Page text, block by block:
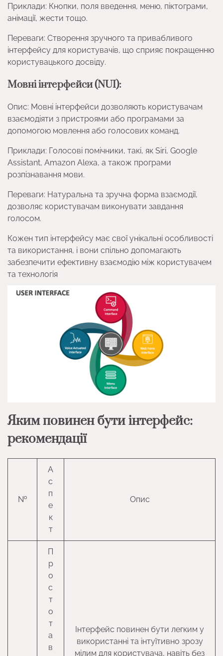
Приклади: Кнопки, поля введення, меню, піктограми,
анімації, жести тощо.
Переваги: Створення зручного та привабливого
інтерфейсу для користувачів, що сприяє покращенню
користувацького досвіду.
Мовні інтерфейси (NUI):
Опис: Мовні інтерфейси дозволяють користувачам
взаємодіяти з пристроями або програмами за
допомогою мовлення або голосових команд.
Приклади: Голосові помічники, такі, як Siri, Google
Assistant, Amazon Alexa, а також програми
розпізнавання мови.
Переваги: Натуральна та зручна форма взаємодії,
дозволяє користувачам виконувати завдання
голосом.
Кожен тип інтерфейсу має свої унікальні особливості
та використання, і вони спільно допомагають
забезпечити ефективну взаємодію між користувачем
та технологія
Яким повинен бути інтерфейс:
рекомендації
№
А
с
п
е
к
т
Опис
П
р
о
с
т
о
т
а
в
Інтерфейс повинен бути легким у
використанні та інтуїтивно зрозу
мілим для користувача, навіть без